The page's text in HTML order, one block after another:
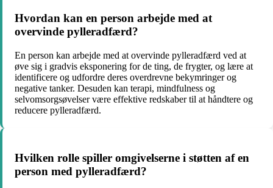
Hvordan kan en person arbejde med at
overvinde pylleradfærd?
En person kan arbejde med at overvinde pylleradfærd ved at
øve sig i gradvis eksponering for de ting, de frygter, og lære at
identificere og udfordre deres overdrevne bekymringer og
negative tanker. Desuden kan terapi, mindfulness og
selvomsorgsøvelser være effektive redskaber til at håndtere og
reducere pylleradfærd.
Hvilken rolle spiller omgivelserne i støtten af en
person med pylleradfærd?